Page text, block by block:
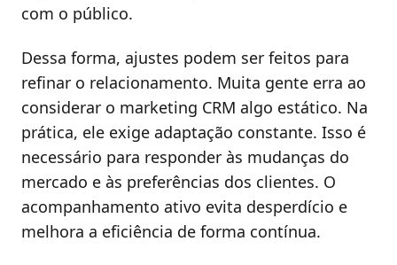
com o público.
Dessa forma, ajustes podem ser feitos para
refinar o relacionamento. Muita gente erra ao
considerar o marketing CRM algo estático. Na
prática, ele exige adaptação constante. Isso é
necessário para responder às mudanças do
mercado e às preferências dos clientes. O
acompanhamento ativo evita desperdício e
melhora a eficiência de forma contínua.